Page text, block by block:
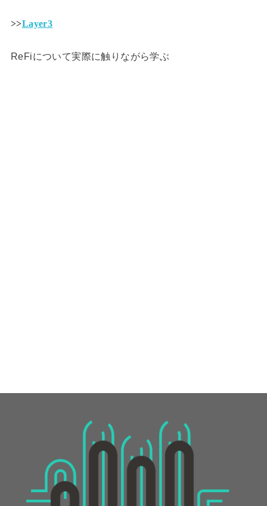
>>Layer3
ReFiについて実際に触りながら学ぶ